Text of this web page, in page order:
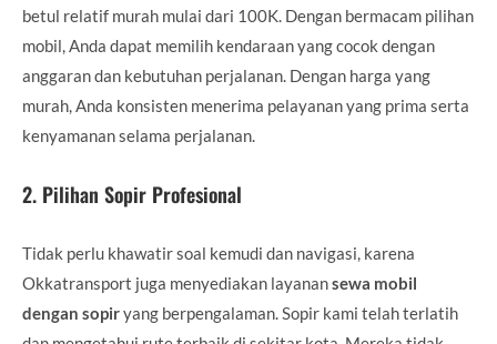
betul relatif murah mulai dari 100K. Dengan bermacam pilihan
mobil, Anda dapat memilih kendaraan yang cocok dengan
anggaran dan kebutuhan perjalanan. Dengan harga yang
murah, Anda konsisten menerima pelayanan yang prima serta
kenyamanan selama perjalanan.
2. Pilihan Sopir Profesional
Tidak perlu khawatir soal kemudi dan navigasi, karena
Okkatransport juga menyediakan layanansewa mobil
dengan sopiryang berpengalaman. Sopir kami telah terlatih